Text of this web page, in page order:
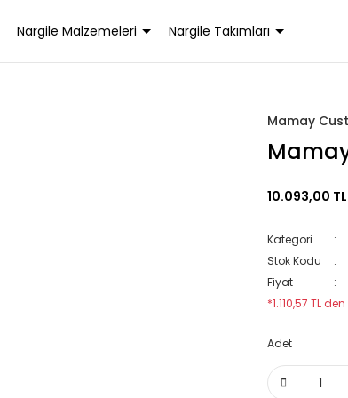
Nargile Malzemeleri Nargile Takımları
Mamay
10.093,00 TL
Kategori
Stok Kodu
Fiyat
*1.110,57 TL
Adet